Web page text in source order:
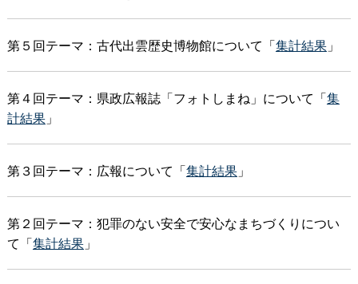
第５回テーマ：古代出雲歴史博物館について「集計結果」
第４回テーマ：県政広報誌「フォトしまね」について「集
計結果」
第３回テーマ：広報について「集計結果」
第２回テーマ：犯罪のない安全で安心なまちづくりについ
て「集計結果」